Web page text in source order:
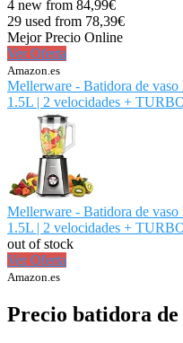
4 new from 84,99€
29 used from 78,39€
Mejor Precio Online
Ver Oferta
Amazon.es
Mellerware - Batidora de
1.5L | 2 velocidades +
Mellerware - Batidora de
1.5L | 2 velocidades +
out of stock
Ver Oferta
Amazon.es
Precio batidora